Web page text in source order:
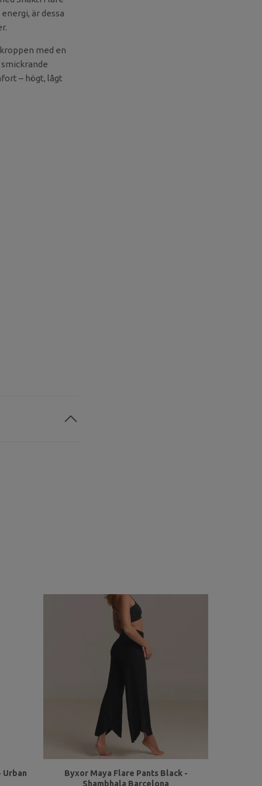
är dessa
med en
– högt, lågt
Urban
Byxor Maya Flare Pants Black -
Shambhala Barcelona